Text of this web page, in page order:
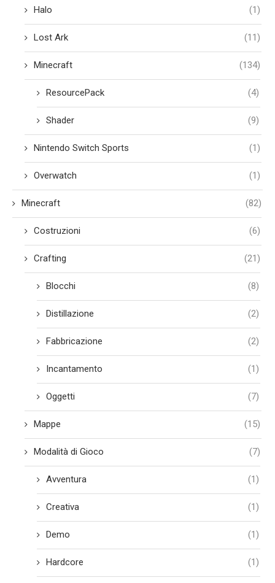
Halo (1)
Lost Ark (11)
Minecraft (134)
ResourcePack (4)
Shader (9)
Nintendo Switch Sports (1)
Overwatch (1)
Minecraft (82)
Costruzioni (6)
Crafting (21)
Blocchi (8)
Distillazione (2)
Fabbricazione (2)
Incantamento (1)
Oggetti (7)
Mappe (15)
Modalità di Gioco (7)
Avventura (1)
Creativa (1)
Demo (1)
Hardcore (1)